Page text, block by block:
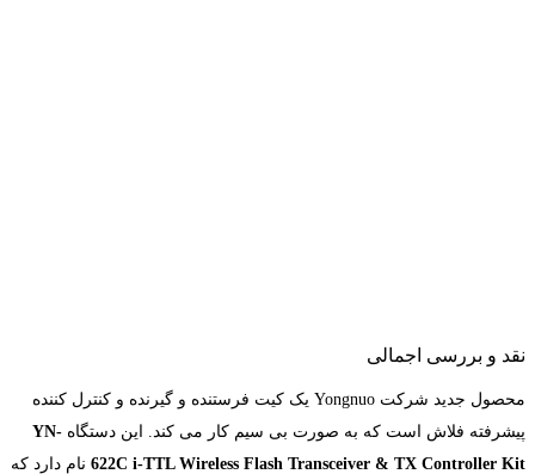
نقد و بررسی اجمالی
محصول جدید شرکت Yongnuo یک کیت فرستنده و گیرنده و کنترل کننده
پیشرفته فلاش است که به صورت بی سیم کار می کند. این دستگاه YN-
622C i-TTL Wireless Flash Transceiver & TX Controller Kit نام دارد که